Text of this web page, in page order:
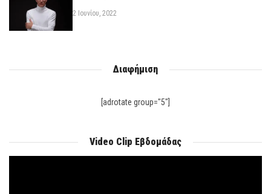
2 Ιουνίου, 2022
Διαφήμιση
[adrotate group="5"]
Video Clip Εβδομάδας